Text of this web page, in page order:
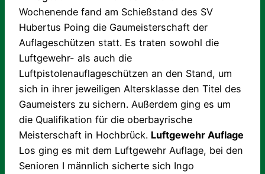
Wochenende fand am Schießstand des SV
Hubertus Poing die Gaumeisterschaft der
Auflageschützen statt. Es traten sowohl die
Luftgewehr- als auch die
Luftpistolenauflageschützen an den Stand, um
sich in ihrer jeweiligen Altersklasse den Titel des
Gaumeisters zu sichern. Außerdem ging es um
die Qualifikation für die oberbayrische
Meisterschaft in Hochbrück. Luftgewehr Auflage
Los ging es mit dem Luftgewehr Auflage, bei den
Senioren I männlich sicherte sich Ingo